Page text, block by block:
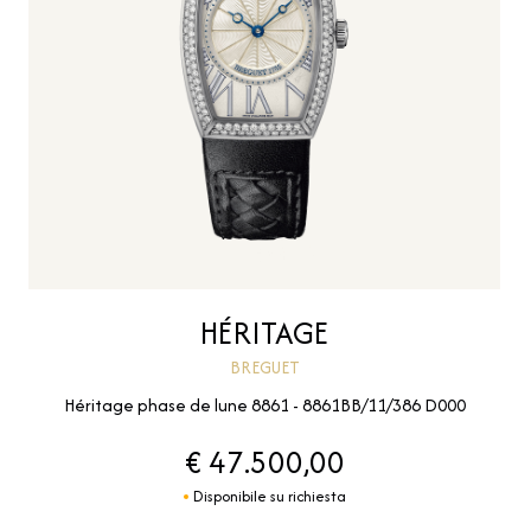
HÉRITAGE
BREGUET
Héritage phase de lune 8861 - 8861BB/11/386 D000
€ 47.500,00
Disponibile su richiesta